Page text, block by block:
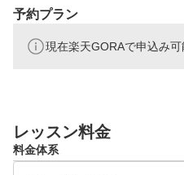
いから、レッスン費はご参
料でお使いいただくことが
合せください）。
予約プラン
現在楽天GORAで申込み可
レッスン料金
料金体系